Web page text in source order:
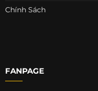
Chính Sách
FANPAGE